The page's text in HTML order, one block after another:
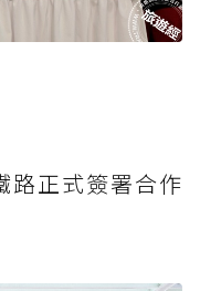
路正式簽署合作